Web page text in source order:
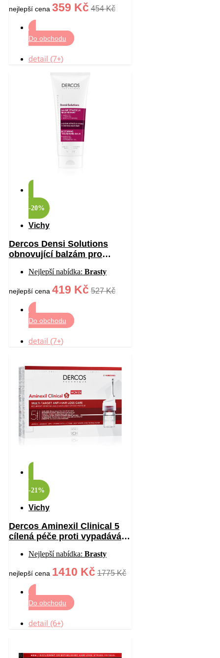
nejlepší cena 359 Kč 454 Kč
Do obchodu
detail (7+)
-20%
Vichy
Dercos Densi Solutions
obnovující balzám pro
Nejlepší nabídka: Brasty
nejlepší cena 419 Kč 527 Kč
Do obchodu
detail (7+)
-21%
Vichy
Dercos Aminexil Clinical 5
cílená péče proti vypadávání
Nejlepší nabídka: Brasty
nejlepší cena 1410 Kč 1775 Kč
Do obchodu
detail (6+)